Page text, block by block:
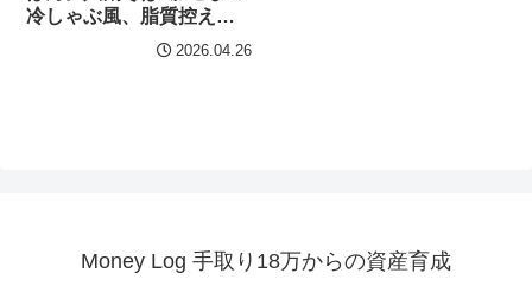
冷しゃぶ風、脂質控えめ
2026.04.26
Money Log 手取り18万からの資産育成